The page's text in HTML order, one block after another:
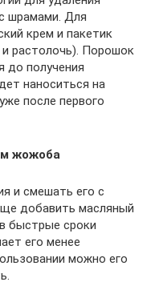
шрамами. Для
крем и пакетик
растолочь). Порошок
до получения
наноситься на
после первого
жожоба
и смешать его с
добавить масляный
быстрые сроки
его менее
можно его